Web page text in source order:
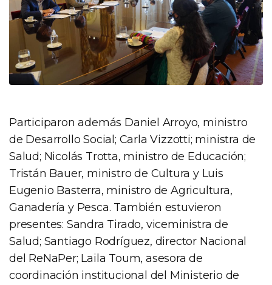
Participaron además Daniel Arroyo, ministro
de Desarrollo Social; Carla Vizzotti; ministra de
Salud; Nicolás Trotta, ministro de Educación;
Tristán Bauer, ministro de Cultura y Luis
Eugenio Basterra, ministro de Agricultura,
Ganadería y Pesca. También estuvieron
presentes: Sandra Tirado, viceministra de
Salud; Santiago Rodríguez, director Nacional
del ReNaPer; Laila Toum, asesora de
coordinación institucional del Ministerio de